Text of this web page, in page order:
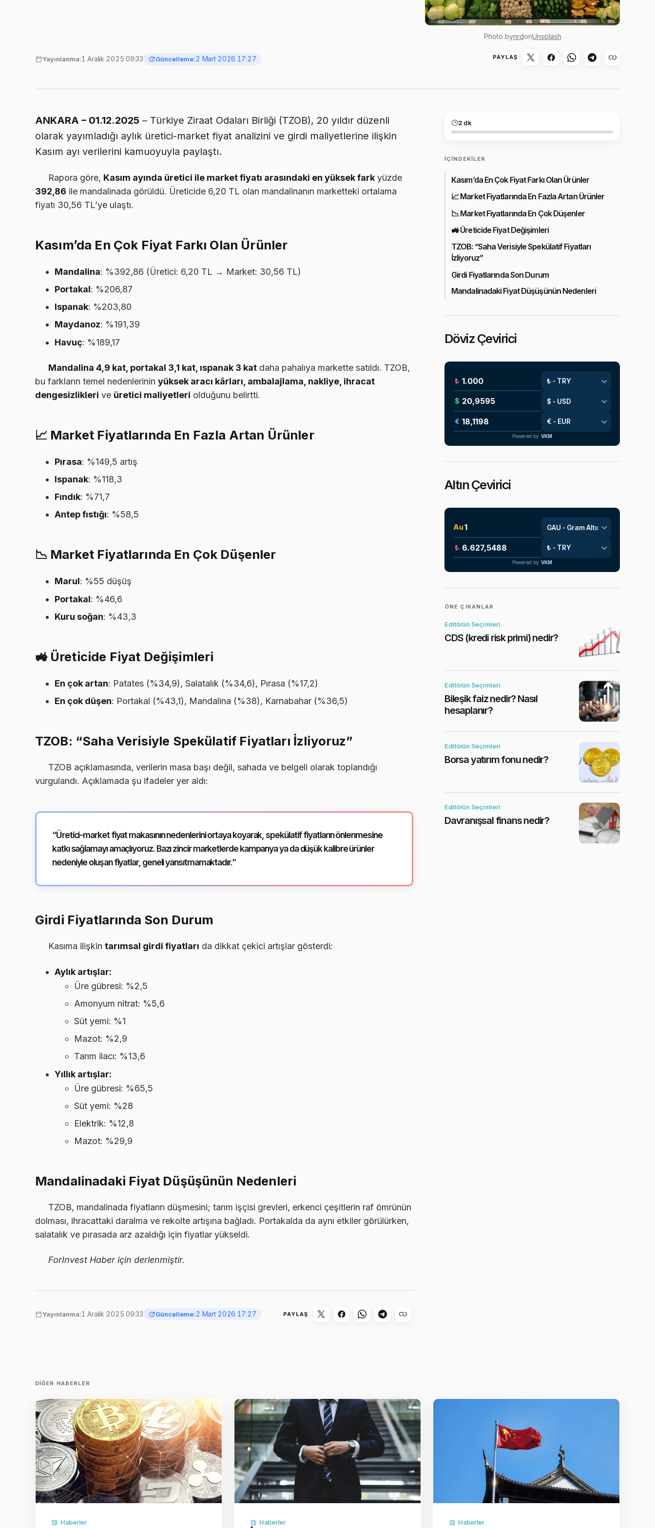
Photo bynrdonUnsplash
Yayınlanma:1 Aralık 2025 09:33 Güncelleme:2 Mart 2026 17:27 PAYLAŞ
ANKARA – 01.12.2025 – Türkiye Ziraat Odaları Birliği (TZOB), 20 yıldır düzenli
olarak yayımladığı aylık üretici-market fiyat analizini ve girdi maliyetlerine ilişkin
Kasım ayı verilerini kamuoyuyla paylaştı.
Rapora göre, Kasım ayında üretici ile market fiyatı arasındaki en yüksek fark yüzde
392,86 ile mandalinada görüldü. Üreticide 6,20 TL olan mandalinanın marketteki ortalama
fiyatı 30,56 TL’ye ulaştı.
Kasım’da En Çok Fiyat Farkı Olan Ürünler
Mandalina: %392,86 (Üretici: 6,20 TL → Market: 30,56 TL)
Portakal: %206,87
Ispanak: %203,80
Maydanoz: %191,39
Havuç: %189,17
Mandalina 4,9 kat, portakal 3,1 kat, ıspanak 3 kat daha pahalıya markette satıldı. TZOB,
bu farkların temel nedenlerinin yüksek aracı kârları, ambalajlama, nakliye, ihracat
dengesizlikleri ve üretici maliyetleri olduğunu belirtti.
📈 Market Fiyatlarında En Fazla Artan Ürünler
Pırasa: %149,5 artış
Ispanak: %118,3
Fındık: %71,7
Antep fıstığı: %58,5
📉 Market Fiyatlarında En Çok Düşenler
Marul: %55 düşüş
Portakal: %46,6
Kuru soğan: %43,3
🚜 Üreticide Fiyat Değişimleri
En çok artan: Patates (%34,9), Salatalık (%34,6), Pırasa (%17,2)
En çok düşen: Portakal (%43,1), Mandalina (%38), Karnabahar (%36,5)
TZOB: “Saha Verisiyle Spekülatif Fiyatları İzliyoruz”
TZOB açıklamasında, verilerin masa başı değil, sahada ve belgeli olarak toplandığı
vurgulandı. Açıklamada şu ifadeler yer aldı:
“Üretici-market fiyat makasının nedenlerini ortaya koyarak, spekülatif fiyatların önlenmesine
katkı sağlamayı amaçlıyoruz. Bazı zincir marketlerde kampanya ya da düşük kalibre ürünler
nedeniyle oluşan fiyatlar, geneli yansıtmamaktadır.”
Girdi Fiyatlarında Son Durum
Kasıma ilişkin tarımsal girdi fiyatları da dikkat çekici artışlar gösterdi:
Aylık artışlar:
Üre gübresi: %2,5
Amonyum nitrat: %5,6
Süt yemi: %1
Mazot: %2,9
Tarım ilacı: %13,6
Yıllık artışlar:
Üre gübresi: %65,5
Süt yemi: %28
Elektrik: %12,8
Mazot: %29,9
Mandalinadaki Fiyat Düşüşünün Nedenleri
TZOB, mandalinada fiyatların düşmesini; tarım işçisi grevleri, erkenci çeşitlerin raf ömrünün
dolması, ihracattaki daralma ve rekolte artışına bağladı. Portakalda da aynı etkiler görülürken,
salatalık ve pırasada arz azaldığı için fiyatlar yükseldi.
ForInvest Haber için derlenmiştir.
Yayınlanma:1 Aralık 2025 09:33 Güncelleme:2 Mart 2026 17:27 PAYLAŞ
2 dk
İÇINDEKILER
Kasım’da En Çok Fiyat Farkı Olan Ürünler
📈 Market Fiyatlarında En Fazla Artan Ürünler
📉 Market Fiyatlarında En Çok Düşenler
🚜 Üreticide Fiyat Değişimleri
TZOB: “Saha Verisiyle Spekülatif Fiyatları
İzliyoruz”
Girdi Fiyatlarında Son Durum
Mandalinadaki Fiyat Düşüşünün Nedenleri
Döviz Çevirici
₺
$
€
Powered by VKM
Altın Çevirici
Au
₺
Powered by VKM
ÖNE ÇIKANLAR
Editörün Seçimleri
CDS (kredi risk primi) nedir?
Editörün Seçimleri
Bileşik faiz nedir? Nasıl
hesaplanır?
Editörün Seçimleri
Borsa yatırım fonu nedir?
Editörün Seçimleri
Davranışsal finans nedir?
DIĞER HABERLER
Haberler Haberler Haberler